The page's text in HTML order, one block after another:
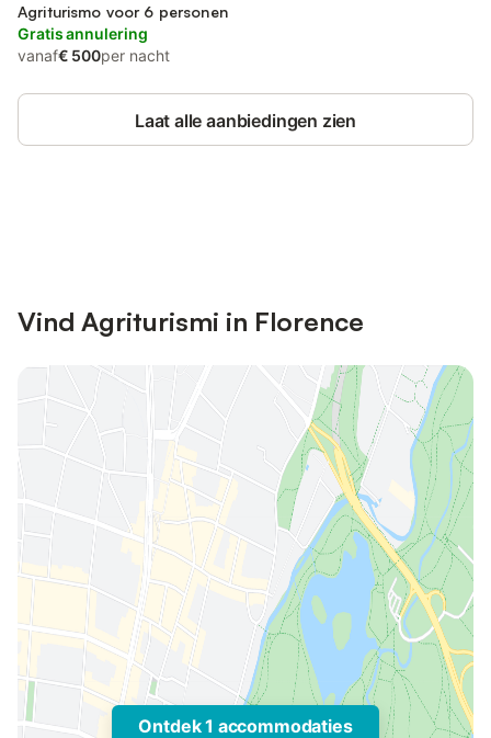
Agriturismo voor 6 personen
Gratis annulering
vanaf€ 500per nacht
Laat alle aanbiedingen zien
Vind Agriturismi in Florence
Ontdek 1 accommodaties